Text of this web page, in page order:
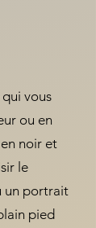
vous
ou en
noir et
le
un portrait
pied